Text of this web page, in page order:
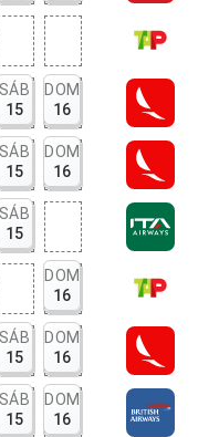
SÁB
15
DOM
16
SÁB
15
DOM
16
SÁB
15
DOM
16
SÁB
15
DOM
16
SÁB
15
DOM
16